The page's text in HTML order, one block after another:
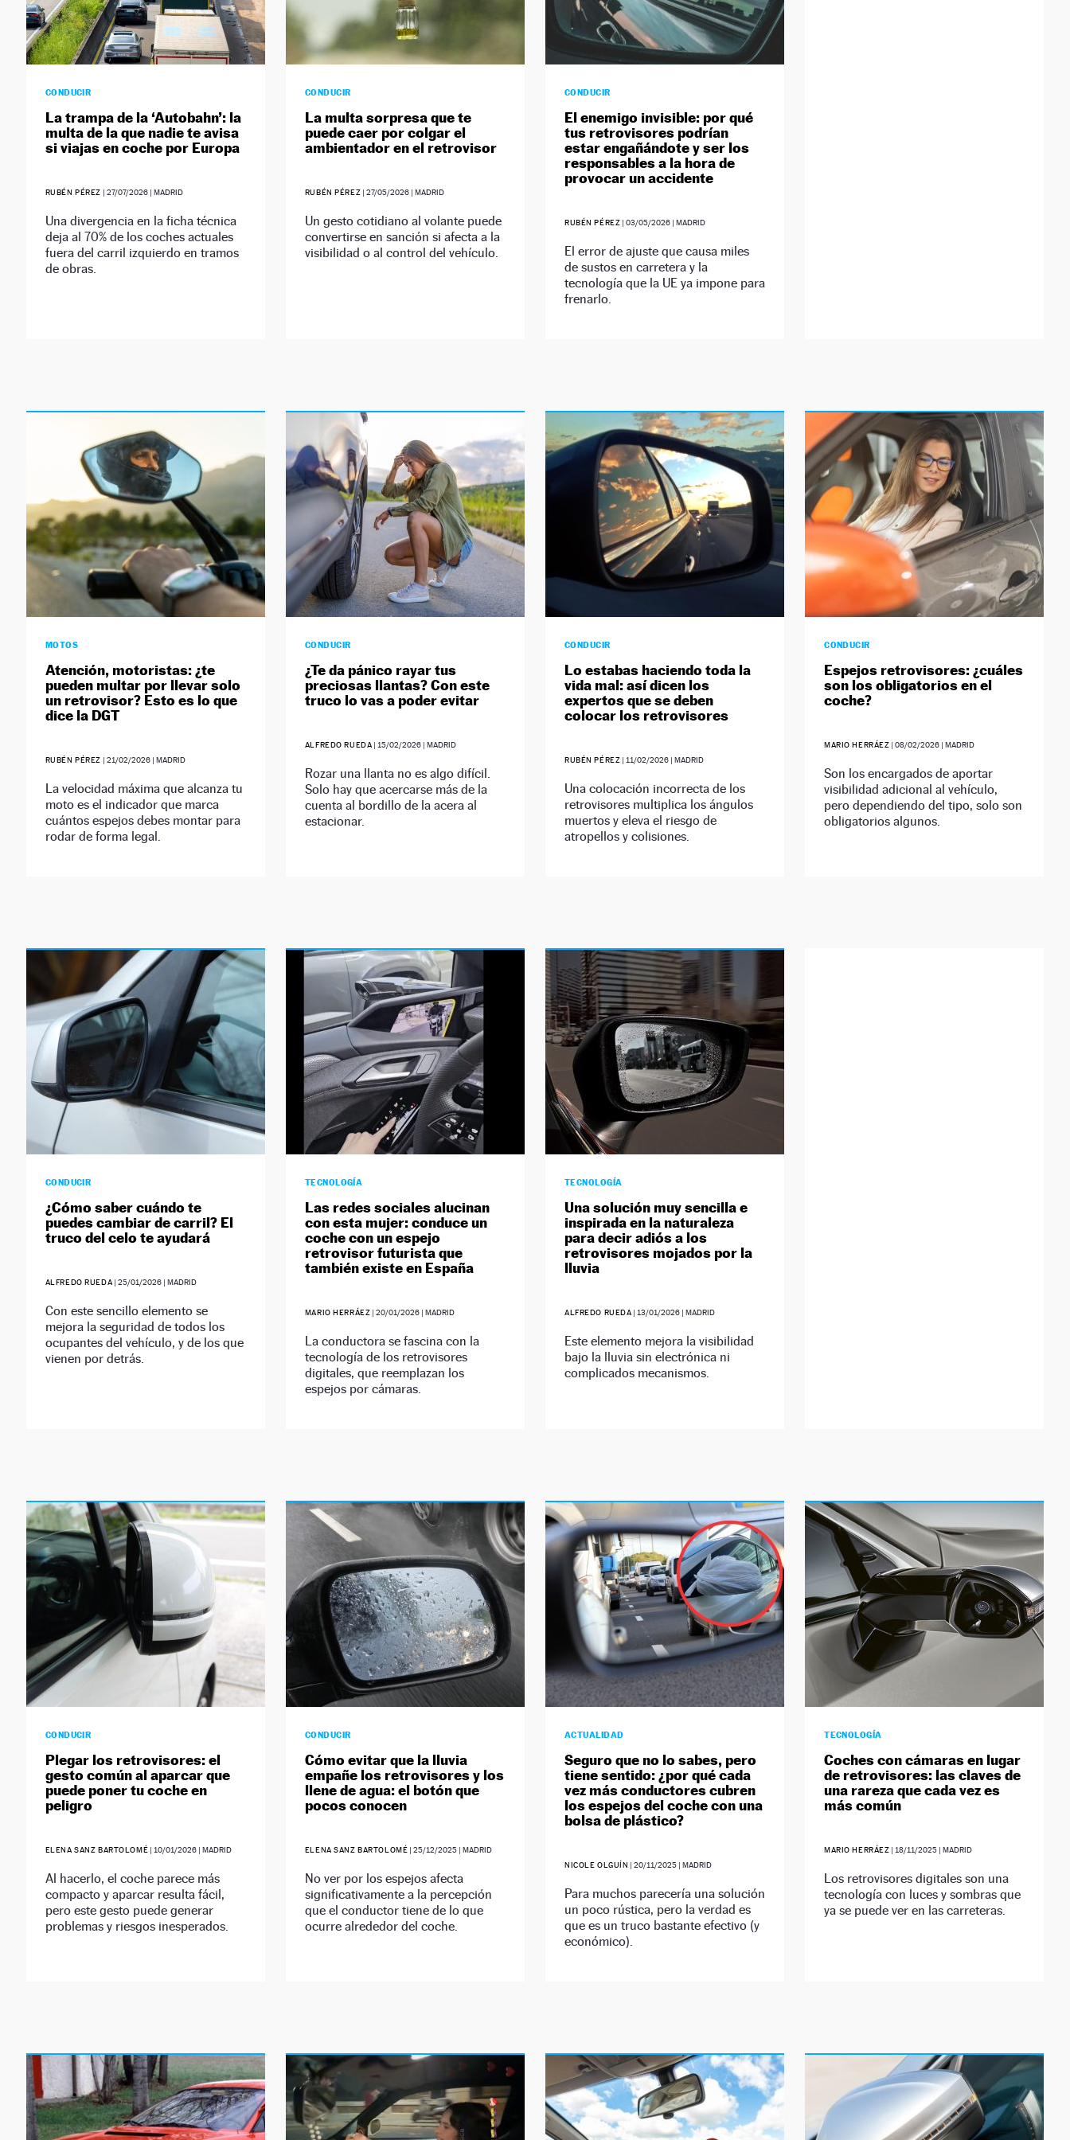
CONDUCIR
La trampa de la ‘Autobahn’: la
multa de la que nadie te avisa
si viajas en coche por Europa
RUBÉN PÉREZ |27/07/2026 | MADRID
Una divergencia en la ficha técnica
deja al 70% de los coches actuales
fuera del carril izquierdo en tramos
de obras.
CONDUCIR
La multa sorpresa que te
puede caer por colgar el
ambientador en el retrovisor
RUBÉN PÉREZ |27/05/2026 | MADRID
Un gesto cotidiano al volante puede
convertirse en sanción si afecta a la
visibilidad o al control del vehículo.
CONDUCIR
El enemigo invisible: por qué
tus retrovisores podrían
estar engañándote y ser los
responsables a la hora de
provocar un accidente
RUBÉN PÉREZ |03/05/2026 | MADRID
El error de ajuste que causa miles
de sustos en carretera y la
tecnología que la UE ya impone para
frenarlo.
MOTOS
Atención, motoristas: ¿te
pueden multar por llevar solo
un retrovisor? Esto es lo que
dice la DGT
RUBÉN PÉREZ |21/02/2026 | MADRID
La velocidad máxima que alcanza tu
moto es el indicador que marca
cuántos espejos debes montar para
rodar de forma legal.
CONDUCIR
¿Te da pánico rayar tus
preciosas llantas? Con este
truco lo vas a poder evitar
ALFREDO RUEDA | 15/02/2026 | MADRID
Rozar una llanta no es algo difícil.
Solo hay que acercarse más de la
cuenta al bordillo de la acera al
estacionar.
CONDUCIR
Lo estabas haciendo toda la
vida mal: así dicen los
expertos que se deben
colocar los retrovisores
RUBÉN PÉREZ | 11/02/2026 | MADRID
Una colocación incorrecta de los
retrovisores multiplica los ángulos
muertos y eleva el riesgo de
atropellos y colisiones.
CONDUCIR
Espejos retrovisores: ¿cuáles
son los obligatorios en el
coche?
MARIO HERRÁEZ |08/02/2026 | MADRID
Son los encargados de aportar
visibilidad adicional al vehículo,
pero dependiendo del tipo, solo son
obligatorios algunos.
CONDUCIR
¿Cómo saber cuándo te
puedes cambiar de carril? El
truco del celo te ayudará
ALFREDO RUEDA |25/01/2026 | MADRID
Con este sencillo elemento se
mejora la seguridad de todos los
ocupantes del vehículo, y de los que
vienen por detrás.
TECNOLOGÍA
Las redes sociales alucinan
con esta mujer: conduce un
coche con un espejo
retrovisor futurista que
también existe en España
MARIO HERRÁEZ |20/01/2026 | MADRID
La conductora se fascina con la
tecnología de los retrovisores
digitales, que reemplazan los
espejos por cámaras.
TECNOLOGÍA
Una solución muy sencilla e
inspirada en la naturaleza
para decir adiós a los
retrovisores mojados por la
lluvia
ALFREDO RUEDA | 13/01/2026 | MADRID
Este elemento mejora la visibilidad
bajo la lluvia sin electrónica ni
complicados mecanismos.
CONDUCIR
Plegar los retrovisores: el
gesto común al aparcar que
puede poner tu coche en
peligro
ELENA SANZ BARTOLOMÉ | 10/01/2026 | MADRID
Al hacerlo, el coche parece más
compacto y aparcar resulta fácil,
pero este gesto puede generar
problemas y riesgos inesperados.
CONDUCIR
Cómo evitar que la lluvia
empañe los retrovisores y los
llene de agua: el botón que
pocos conocen
ELENA SANZ BARTOLOMÉ |25/12/2025 | MADRID
No ver por los espejos afecta
significativamente a la percepción
que el conductor tiene de lo que
ocurre alrededor del coche.
ACTUALIDAD
Seguro que no lo sabes, pero
tiene sentido: ¿por qué cada
vez más conductores cubren
los espejos del coche con una
bolsa de plástico?
NICOLE OLGUÍN |20/11/2025 | MADRID
Para muchos parecería una solución
un poco rústica, pero la verdad es
que es un truco bastante efectivo (y
económico).
TECNOLOGÍA
Coches con cámaras en lugar
de retrovisores: las claves de
una rareza que cada vez es
más común
MARIO HERRÁEZ | 18/11/2025 | MADRID
Los retrovisores digitales son una
tecnología con luces y sombras que
ya se puede ver en las carreteras.